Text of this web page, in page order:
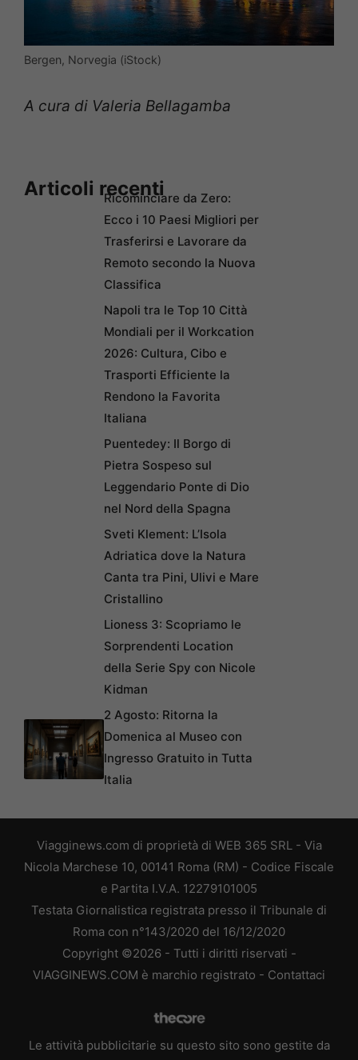
Bergen, Norvegia (iStock)
A cura di Valeria Bellagamba
Articoli recentiRicominciare da Zero:
Ecco i 10 Paesi Migliori per
Trasferirsi e Lavorare da
Remoto secondo la Nuova
Classifica
Napoli tra le Top 10 Città
Mondiali per il Workcation
2026: Cultura, Cibo e
Trasporti Efficiente la
Rendono la Favorita
Italiana
Puentedey: Il Borgo di
Pietra Sospeso sul
Leggendario Ponte di Dio
nel Nord della Spagna
Sveti Klement: L’Isola
Adriatica dove la Natura
Canta tra Pini, Ulivi e Mare
Cristallino
Lioness 3: Scopriamo le
Sorprendenti Location
della Serie Spy con Nicole
Kidman
2 Agosto: Ritorna la
Domenica al Museo con
Ingresso Gratuito in Tutta
Italia
Viagginews.com di proprietà di WEB 365 SRL - Via
Nicola Marchese 10, 00141 Roma (RM) - Codice Fiscale
e Partita I.V.A. 12279101005
Testata Giornalistica registrata presso il Tribunale di
Roma con n°143/2020 del 16/12/2020
Copyright ©2026 - Tutti i diritti riservati -
VIAGGINEWS.COM è marchio registrato - Contattaci
Le attività pubblicitarie su questo sito sono gestite da